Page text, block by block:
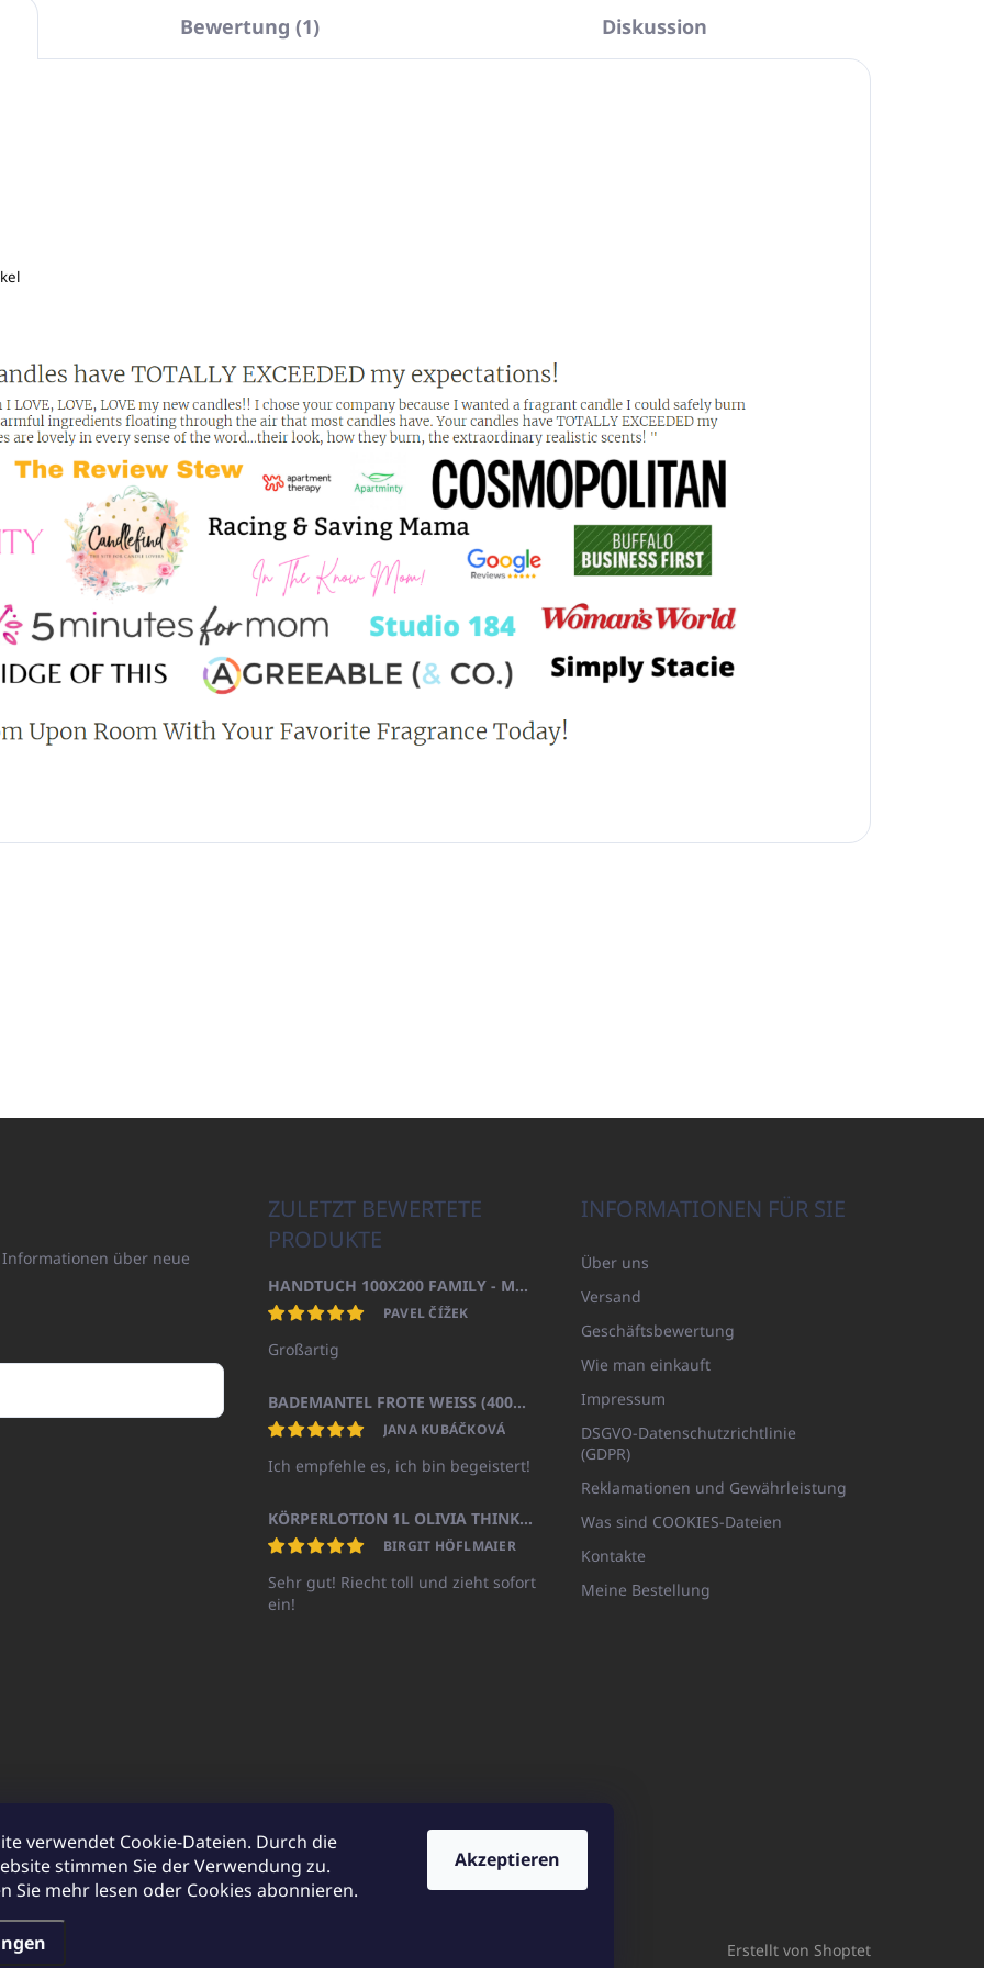
verwendet Cookie-Dateien. Durch die
stimmen Sie der Verwendung zu.
Sie mehr lesen oder Cookies abonnieren.
Akzeptieren
Bewertung (1) Diskussion
über neue
ZULETZT BEWERTETE
PRODUKTE
HANDTUCH 100X200 FAMILY - MARINEBLAU (480GR)
PAVEL ČÍŽEK
Großartig
BADEMANTEL FROTE WEISS (400GR)
JANA KUBÁČKOVÁ
Ich empfehle es, ich bin begeistert!
KÖRPERLOTION 1L OLIVIA THINKS (NACHFÜLLBARE VERPACKUNG)
BIRGIT HÖFLMAIER
Sehr gut! Riecht toll und zieht sofort
ein!
INFORMATIONEN FÜR SIE
Über uns
Versand
Geschäftsbewertung
Wie man einkauft
Impressum
DSGVO-Datenschutzrichtlinie
(GDPR)
Reklamationen und Gewährleistung
Was sind COOKIES-Dateien
Kontakte
Meine Bestellung
UNICATO.at UNICATO.hu UNICATOshop.de
Erstellt von Shoptet
Cookie-Einstellungen ändern